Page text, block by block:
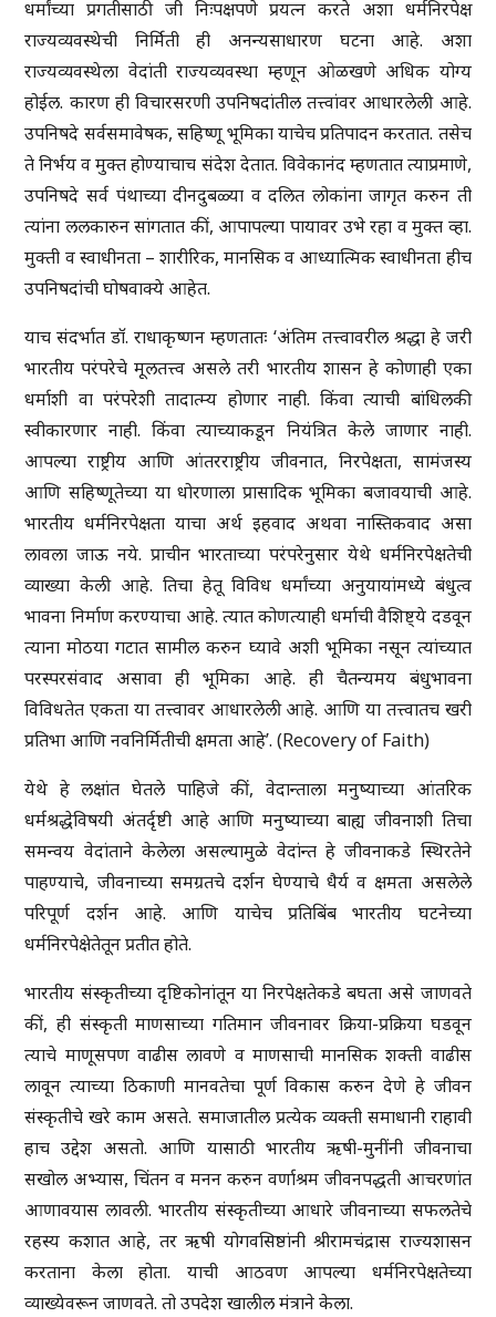
धर्मांच्या प्रगतीसाठी जी निःपक्षपणे प्रयत्न करते अशा धर्मनिरपेक्ष
राज्यव्यवस्थेची निर्मिती ही अनन्यसाधारण घटना आहे. अशा
राज्यव्यवस्थेला वेदांती राज्यव्यवस्था म्हणून ओळखणे अधिक योग्य
होईल. कारण ही विचारसरणी उपनिषदांतील तत्त्वांवर आधारलेली आहे.
उपनिषदे सर्वसमावेषक, सहिष्णू भूमिका याचेच प्रतिपादन करतात. तसेच
ते निर्भय व मुक्त होण्याचाच संदेश देतात. विवेकानंद म्हणतात त्याप्रमाणे,
उपनिषदे सर्व पंथाच्या दीनदुबळ्या व दलित लोकांना जागृत करुन ती
त्यांना ललकारुन सांगतात कीं, आपापल्या पायावर उभे रहा व मुक्त व्हा.
मुक्ती व स्वाधीनता – शारीरिक, मानसिक व आध्यात्मिक स्वाधीनता हीच
उपनिषदांची घोषवाक्ये आहेत.
याच संदर्भात डॉ. राधाकृष्णन म्हणतातः ‘अंतिम तत्त्वावरील श्रद्धा हे जरी
भारतीय परंपरेचे मूलतत्त्व असले तरी भारतीय शासन हे कोणाही एका
धर्माशी वा परंपरेशी तादात्म्य होणार नाही. किंवा त्याची बांधिलकी
स्वीकारणार नाही. किंवा त्याच्याकडून नियंत्रित केले जाणार नाही.
आपल्या राष्ट्रीय आणि आंतरराष्ट्रीय जीवनात, निरपेक्षता, सामंजस्य
आणि सहिष्णूतेच्या या धोरणाला प्रासादिक भूमिका बजावयाची आहे.
भारतीय धर्मनिरपेक्षता याचा अर्थ इहवाद अथवा नास्तिकवाद असा
लावला जाऊ नये. प्राचीन भारताच्या परंपरेनुसार येथे धर्मनिरपेक्षतेची
व्याख्या केली आहे. तिचा हेतू विविध धर्मांच्या अनुयायांमध्ये बंधुत्व
भावना निर्माण करण्याचा आहे. त्यात कोणत्याही धर्माची वैशिष्ट्ये दडवून
त्याना मोठया गटात सामील करुन घ्यावे अशी भूमिका नसून त्यांच्यात
परस्परसंवाद असावा ही भूमिका आहे. ही चैतन्यमय बंधुभावना
विविधतेत एकता या तत्त्वावर आधारलेली आहे. आणि या तत्त्वातच खरी
प्रतिभा आणि नवनिर्मितीची क्षमता आहे’. (Recovery of Faith)
येथे हे लक्षांत घेतले पाहिजे कीं, वेदान्ताला मनुष्याच्या आंतरिक
धर्मश्रद्धेविषयी अंतर्दृष्टी आहे आणि मनुष्याच्या बाह्य जीवनाशी तिचा
समन्वय वेदांताने केलेला असल्यामुळे वेदांन्त हे जीवनाकडे स्थिरतेने
पाहण्याचे, जीवनाच्या समग्रतचे दर्शन घेण्याचे धैर्य व क्षमता असलेले
परिपूर्ण दर्शन आहे. आणि याचेच प्रतिबिंब भारतीय घटनेच्या
धर्मनिरपेक्षेतेतून प्रतीत होते.
भारतीय संस्कृतीच्या दृष्टिकोनांतून या निरपेक्षतेकडे बघता असे जाणवते
कीं, ही संस्कृती माणसाच्या गतिमान जीवनावर क्रिया-प्रक्रिया घडवून
त्याचे माणूसपण वाढीस लावणे व माणसाची मानसिक शक्ती वाढीस
लावून त्याच्या ठिकाणी मानवतेचा पूर्ण विकास करुन देणे हे जीवन
संस्कृतीचे खरे काम असते. समाजातील प्रत्येक व्यक्ती समाधानी राहावी
हाच उद्देश असतो. आणि यासाठी भारतीय ऋषी-मुनींनी जीवनाचा
सखोल अभ्यास, चिंतन व मनन करुन वर्णाश्रम जीवनपद्धती आचरणांत
आणावयास लावली. भारतीय संस्कृतीच्या आधारे जीवनाच्या सफलतेचे
रहस्य कशात आहे, तर ऋषी योगवसिष्ठांनी श्रीरामचंद्रास राज्यशासन
करताना केला होता. याची आठवण आपल्या धर्मनिरपेक्षतेच्या
व्याख्येवरून जाणवते. तो उपदेश खालील मंत्राने केला.